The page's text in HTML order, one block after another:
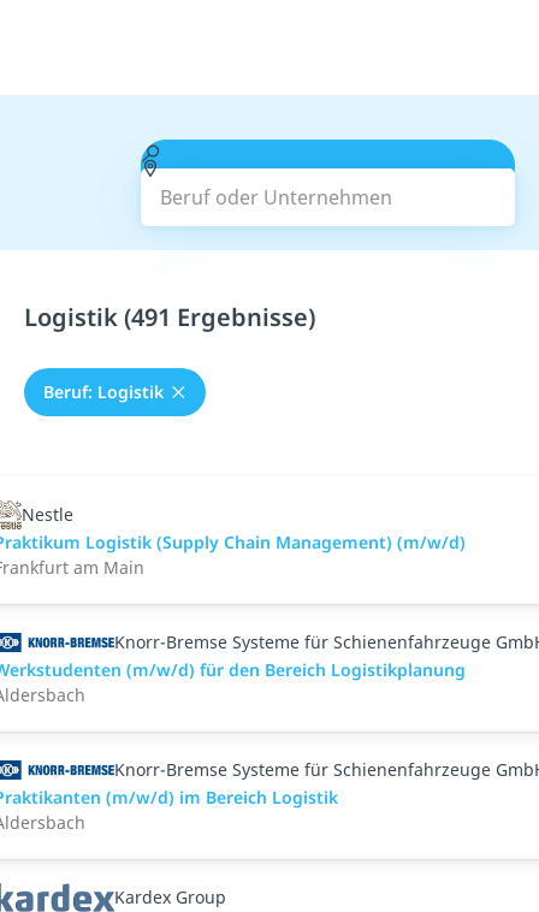
Beruf oder Unternehmen
Suchen
Logistik (491 Ergebnisse)
Beruf: Logistik
Nestle
Logistik (Supply Chain Management) (m/w/d)
am Main
Knorr-Bremse Systeme für Schienenfahrzeuge
(m/w/d) für den Bereich Logistikplanung
Knorr-Bremse Systeme für Schienenfahrzeuge
(m/w/d) im Bereich Logistik
Kardex Group